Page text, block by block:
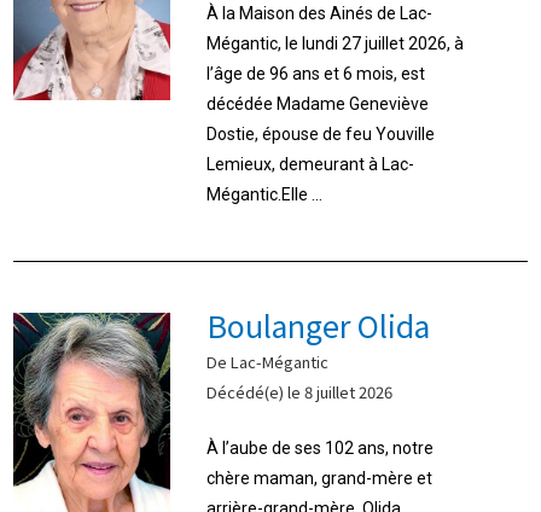
À la Maison des Ainés de Lac-
Mégantic, le lundi 27 juillet 2026, à
l’âge de 96 ans et 6 mois, est
décédée Madame Geneviève
Dostie, épouse de feu Youville
Lemieux, demeurant à Lac-
Mégantic.Elle ...
Boulanger Olida
De Lac-Mégantic
Décédé(e) le 8 juillet 2026
À l’aube de ses 102 ans, notre
chère maman, grand-mère et